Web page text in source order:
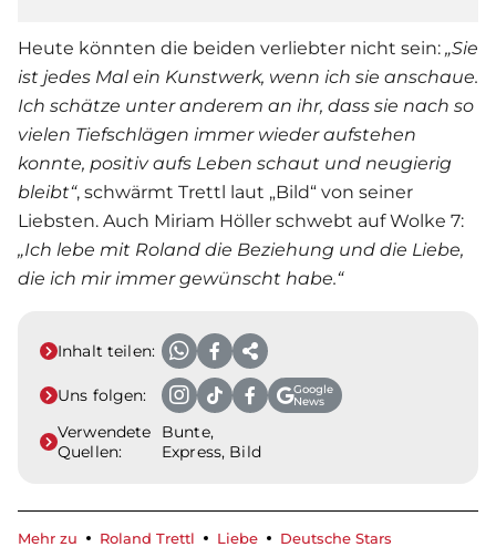
Heute könnten die beiden verliebter nicht sein: „Sie
ist jedes Mal ein Kunstwerk, wenn ich sie anschaue.
Ich schätze unter anderem an ihr, dass sie nach so
vielen Tiefschlägen immer wieder aufstehen
konnte, positiv aufs Leben schaut und neugierig
bleibt“, schwärmt Trettl laut „Bild“ von seiner
Liebsten. Auch Miriam Höller schwebt auf Wolke 7:
„Ich lebe mit Roland die Beziehung und die Liebe,
die ich mir immer gewünscht habe.“
Inhalt teilen:
Uns folgen:
Google
News
Verwendete
Quellen:
Bunte,
Express, Bild
Mehr zu Roland Trettl Liebe Deutsche Stars